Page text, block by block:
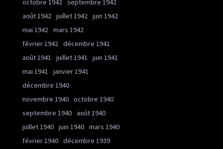
octobre 1942 septembre 1942
août 1942 juillet 1942 juin 1942
mai 1942 mars 1942
février 1942 décembre 1941
août 1941
juillet 1941
juin 1941
mai 1941
janvier 1941
décembre 1940
novembre 1940 octobre 1940
septembre 1940 août 1940
juillet 1940 juin 1940 mars 1940
février 1940 décembre 1939